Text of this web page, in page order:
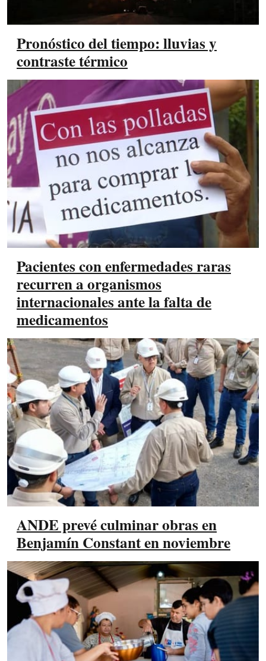
Pronóstico del tiempo: lluvias y
contraste térmico
Pacientes con enfermedades raras
recurren a organismos
internacionales ante la falta de
medicamentos
ANDE prevé culminar obras en
Benjamín Constant en noviembre